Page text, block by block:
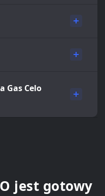
Gas Celo
jest gotowy